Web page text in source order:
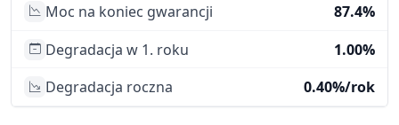
Moc na koniec gwarancji
87.4%
Degradacja w 1. roku
1.00%
Degradacja roczna
0.40%/rok